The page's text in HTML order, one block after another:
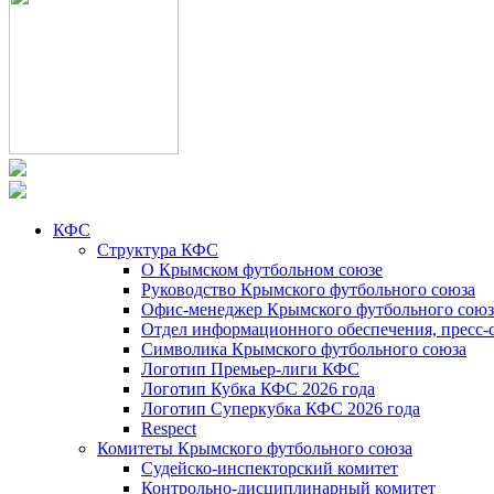
КФС
Структура КФС
О Крымском футбольном союзе
Руководство Крымского футбольного союза
Офис-менеджер Крымского футбольного
Отдел информационного обеспечения, пресс-
Символика Крымского футбольного союза
Логотип Премьер-лиги КФС
Логотип Кубка КФС 2026 года
Логотип Суперкубка КФС 2026 года
Respect
Комитеты Крымского футбольного союза
Судейско-инспекторский комитет
Контрольно-дисциплинарный комитет